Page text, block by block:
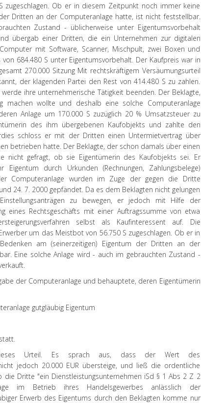
zugeschlagen. Ob er in diesem Zeitpunkt noch immer keine
Dritten an der Computeranlage hatte, ist nicht feststellbar.
Zustand - üblicherweise unter Eigentumsvorbehalt
übergab einer Dritten, die ein Unternehmen zur digitalen
mit Software, Scanner, Mischpult, zwei Boxen und
684.480 S unter Eigentumsvorbehalt. Der Kaufpreis war in
270.000 Sitzung Mit rechtskräftigem Versäumungsurteil
der klagenden Partei den Rest von 414.480 S zu zahlen.
ihre unternehmerische Tätigkeit beenden. Der Beklagte,
machen wollte und deshalb eine solche Computeranlage
Anlage um 170.000 S zuzüglich 20 % Umsatzsteuer zu
des ihm übergebenen Kaufobjekts und zahlte den
schloss er mit der Dritten einen Untermietvertrag über
betrieben hatte. Der Beklagte, der schon damals über einen
nicht gefragt, ob sie Eigentümerin des Kaufobjekts sei. Er
durch Urkunden (Rechnungen, Zahlungsbelege)
Computeranlage wurden im Zuge der gegen die Dritte
24. 7. 2000 gepfändet. Da es dem Beklagten nicht gelungen
zu bewegen, er jedoch mit Hilfe der
eines Rechtsgeschäfts mit einer Auftragssumme von etwa
selbst als Kaufinteressent auf. Die
um das Meistbot von 56.750 S zugeschlagen. Ob er in
am (seinerzeitigen) Eigentum der Dritten an der
Eine solche Anlage wird - auch im gebrauchten Zustand -
der Computeranlage und behauptete, deren Eigentümerin
gutgläubig Eigentum
dieses Urteil. Es sprach aus, dass der Wert des
jedoch 20.000 EUR übersteige, und ließ die ordentliche
die Dritte "ein Dienstleistungsunternehmen iSd § 1 Abs 2 Z 2
im Betrieb ihres Handelsgewerbes anlässlich der
Erwerb des Eigentums durch den Beklagten komme nur